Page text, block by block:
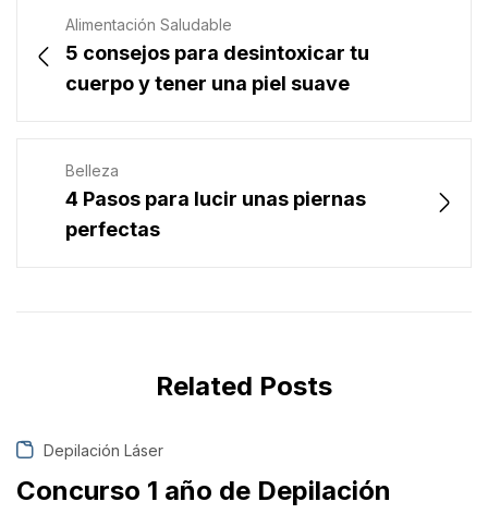
Alimentación Saludable
5 consejos para desintoxicar tu
cuerpo y tener una piel suave
Belleza
4 Pasos para lucir unas piernas
perfectas
Related Posts
Depilación Láser
Concurso 1 año de Depilación